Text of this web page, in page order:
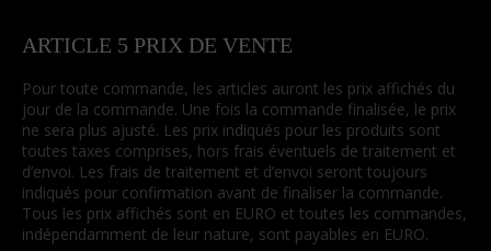
ARTICLE 5 PRIX DE VENTE
Pour toute commande, les articles auront les prix affichés du
jour de la commande. Une fois la commande finalisée, le prix
ne sera plus ajusté. Les prix indiqués pour les produits sont
toutes taxes comprises, hors frais éventuels de traitement et
d’envoi. Les frais de traitement et d’envoi seront toujours
indiqués pour confirmation avant de finaliser la commande.
Tous les prix affichés sont en EURO et toutes les commandes,
indépendamment de leur nature, sont payables en EURO.